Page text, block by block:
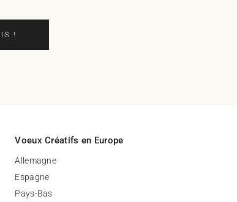
!
Voeux Créatifs en Europe
Allemagne
Espagne
Pays-Bas